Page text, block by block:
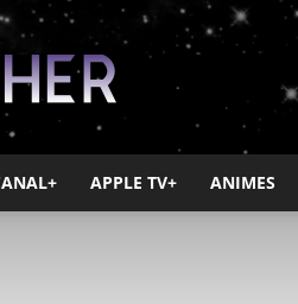
APPLE TV+ ANIMES